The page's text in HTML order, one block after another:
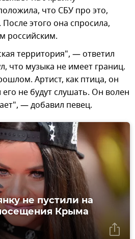
что СБУ про это,
этого она спросила,
российским.
территория", — ответил
что музыка не имеет границ.
Артист, как птица, он
не будут слушать. Он волен
— добавил певец.
не пустили на
Крыма